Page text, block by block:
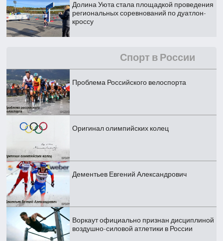
Долина Уюта стала площадкой проведения
региональных соревнований по дуатлон-
кроссу
Спорт в России
Проблема Российского велоспорта
Оригинал олимпийских колец
Дементьев Евгений Александрович
Воркаут официально признан дисциплиной
воздушно-силовой атлетики в России